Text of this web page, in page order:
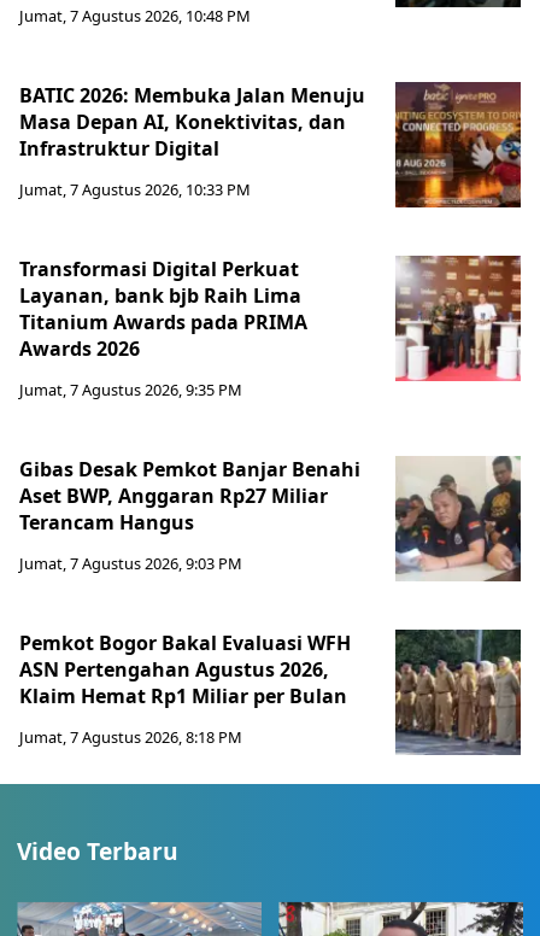
Jumat, 7 Agustus 2026, 10:48 PM
BATIC 2026: Membuka Jalan Menuju
Masa Depan AI, Konektivitas, dan
Infrastruktur Digital
Jumat, 7 Agustus 2026, 10:33 PM
Transformasi Digital Perkuat
Layanan, bank bjb Raih Lima
Titanium Awards pada PRIMA
Awards 2026
Jumat, 7 Agustus 2026, 9:35 PM
Gibas Desak Pemkot Banjar Benahi
Aset BWP, Anggaran Rp27 Miliar
Terancam Hangus
Jumat, 7 Agustus 2026, 9:03 PM
Pemkot Bogor Bakal Evaluasi WFH
ASN Pertengahan Agustus 2026,
Klaim Hemat Rp1 Miliar per Bulan
Jumat, 7 Agustus 2026, 8:18 PM
Video Terbaru